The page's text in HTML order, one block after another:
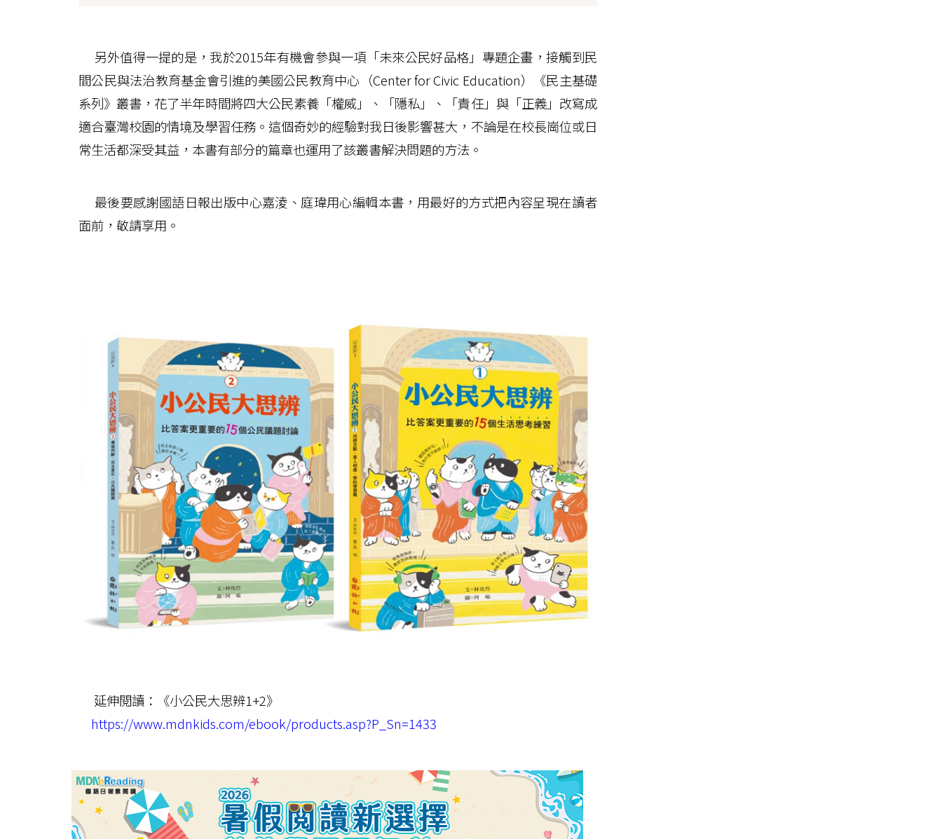
另外值得一提的是，我於2015年有機會參與一項「未來公民好品格」專題企畫，接觸到民
間公民與法治教育基金會引進的美國公民教育中心（Center for Civic Education）《民主基礎
系列》叢書，花了半年時間將四大公民素養「權威」、「隱私」、「責任」與「正義」改寫成
適合臺灣校園的情境及學習任務。這個奇妙的經驗對我日後影響甚大，不論是在校長崗位或日
常生活都深受其益，本書有部分的篇章也運用了該叢書解決問題的方法。
最後要感謝國語日報出版中心嘉淩、庭瑋用心編輯本書，用最好的方式把內容呈現在讀者
面前，敬請享用。
延伸閱讀：《小公民大思辨1+2》
https://www.mdnkids.com/ebook/products.asp?P_Sn=1433